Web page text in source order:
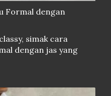
Formal dengan
simak cara
dengan jas yang